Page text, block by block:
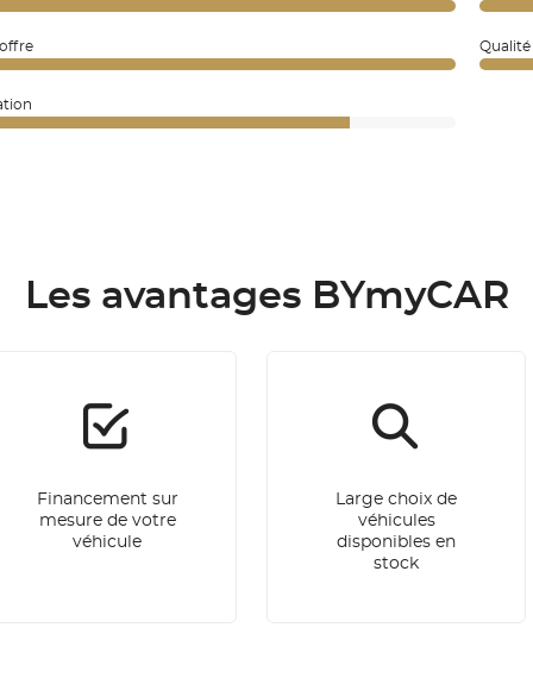
Les avantages BYmyCAR
Financement sur
mesure de votre
véhicule
Large choix de
véhicules
disponibles en
stock